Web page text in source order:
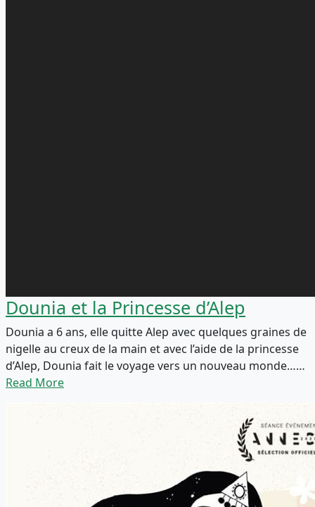
Dounia et la Princesse d’Alep
Dounia a 6 ans, elle quitte Alep avec quelques graines de
nigelle au creux de la main et avec l’aide de la princesse
d’Alep, Dounia fait le voyage vers un nouveau monde……
Read More